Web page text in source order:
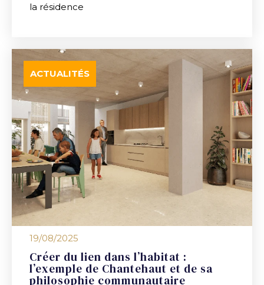
la résidence
ACTUALITÉS
19/08/2025
Créer du lien dans l’habitat :
l’exemple de Chantehaut et de sa
philosophie communautaire